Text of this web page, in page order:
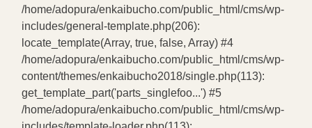
/home/adopura/enkaibucho.com/public_html/cms/wp-
includes/general-template.php(206):
locate_template(Array, true, false, Array) #4
/home/adopura/enkaibucho.com/public_html/cms/wp-
content/themes/enkaibucho2018/single.php(113):
get_template_part('parts_singlefoo...') #5
/home/adopura/enkaibucho.com/public_html/cms/wp-